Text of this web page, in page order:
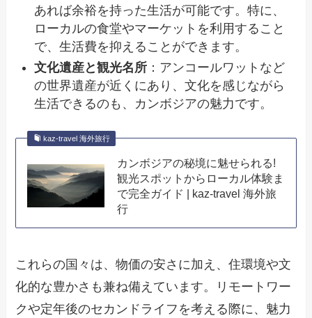
あれば余裕を持った生活が可能です。特に、
ローカルの食堂やマーケットを利用すること
で、生活費を抑えることができます。
文化遺産と観光名所 ：アンコールワットなど
の世界遺産が近くにあり、文化を感じながら
生活できるのも、カンボジアの魅力です。
kaz-travel 海外旅行
カンボジアの秘境に魅せられる!
観光スポットからローカル体験ま
で完全ガイド | kaz-travel 海外旅
行
これらの国々は、物価の安さに加え、住環境や文
化的な豊かさも兼ね備えています。リモートワー
クや定年後のセカンドライフを考える際に、魅力